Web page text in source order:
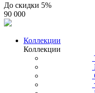
До скидки 5%
90 000
Коллекции
Коллекции